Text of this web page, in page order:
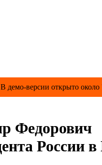
версии открыто около
Федорович
России